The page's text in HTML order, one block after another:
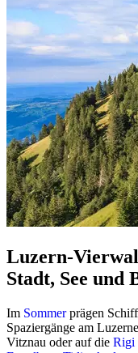
Luzern-
Stadt, See und
Im Sommerprägen
Spaziergänge am
Vitznau oder auf die Rigi